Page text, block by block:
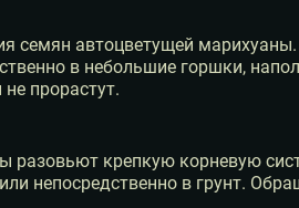
семян автоцветущей
в небольшие горшки,
прорастут.
разовьют крепкую корневую
непосредственно в грунт.